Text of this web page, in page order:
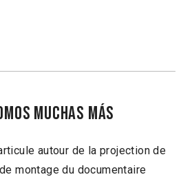
muchas más
autour de la projection de
montage du documentaire